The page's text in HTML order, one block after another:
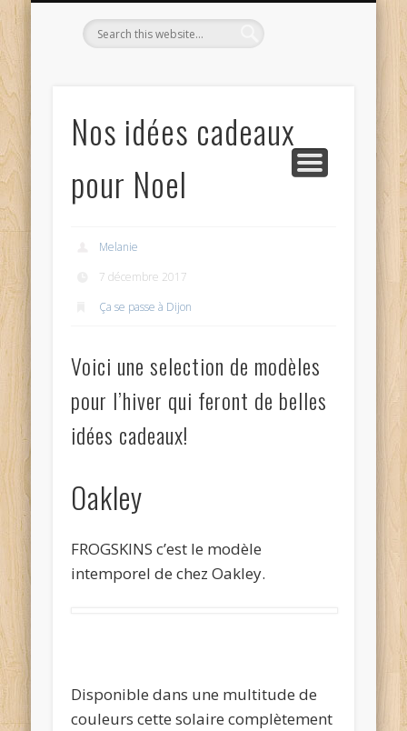
Nos idées cadeaux
pour Noel
Melanie
7 décembre 2017
Ça se passe à Dijon
Voici une selection de modèles
pour l’hiver qui feront de belles
idées cadeaux!
Oakley
FROGSKINS c’est le modèle
intemporel de chez Oakley.
Disponible dans une multitude de
couleurs cette solaire complètement